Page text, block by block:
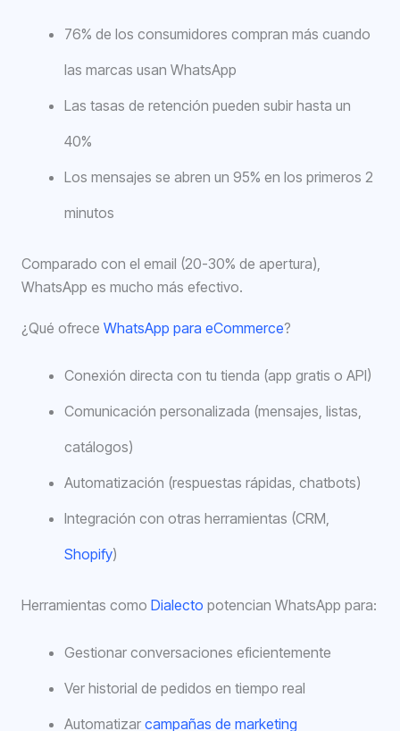
76% de los consumidores compran más cuando
las marcas usan WhatsApp
Las tasas de retención pueden subir hasta un
40%
Los mensajes se abren un 95% en los primeros 2
minutos
Comparado con el email (20-30% de apertura),
WhatsApp es mucho más efectivo.
¿Qué ofrece WhatsApp para eCommerce?
Conexión directa con tu tienda (app gratis o API)
Comunicación personalizada (mensajes, listas,
catálogos)
Automatización (respuestas rápidas, chatbots)
Integración con otras herramientas (CRM,
Shopify)
Herramientas como Dialecto potencian WhatsApp para:
Gestionar conversaciones eficientemente
Ver historial de pedidos en tiempo real
Automatizar campañas de marketing